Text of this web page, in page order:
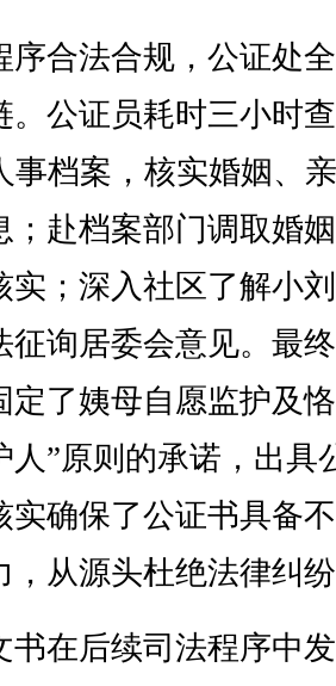
合法合规，公证处
。公证员耗时三小时
事档案，核实婚姻、
；赴档案部门调取婚
实；深入社区了解小
征询居委会意见。最
定了姨母自愿监护及
人”原则的承诺，出具
实确保了公证书具备
，从源头杜绝法律纠
在后续司法程序中